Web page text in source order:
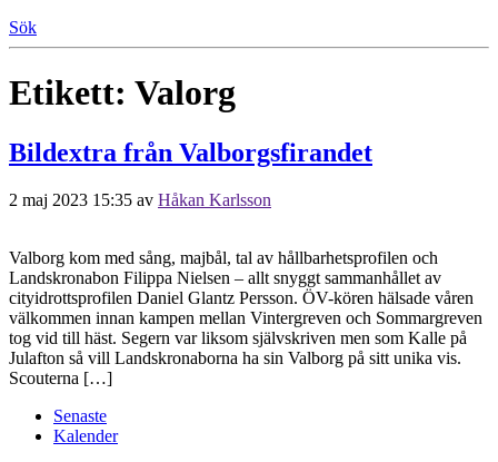
Sök
Etikett: Valorg
Bildextra från Valborgsfirandet
2 maj 2023 15:35 av Håkan Karlsson
Valborg kom med sång, majbål, tal av hållbarhetsprofilen och
Landskronabon Filippa Nielsen – allt snyggt sammanhållet av
cityidrottsprofilen Daniel Glantz Persson. ÖV-kören hälsade våren
välkommen innan kampen mellan Vintergreven och Sommargreven
tog vid till häst. Segern var liksom självskriven men som Kalle på
Julafton så vill Landskronaborna ha sin Valborg på sitt unika vis.
Scouterna […]
Senaste
Kalender